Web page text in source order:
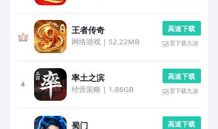
王者传奇
网络游戏| 52.22MB
高 速 下 载
需下载九游
4
率土之滨
经营策略 | 1.86GB
高 速 下 载
需下载九游
蜀门 高 速 下 载